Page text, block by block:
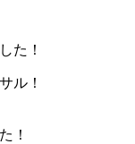
た！
ル！
！